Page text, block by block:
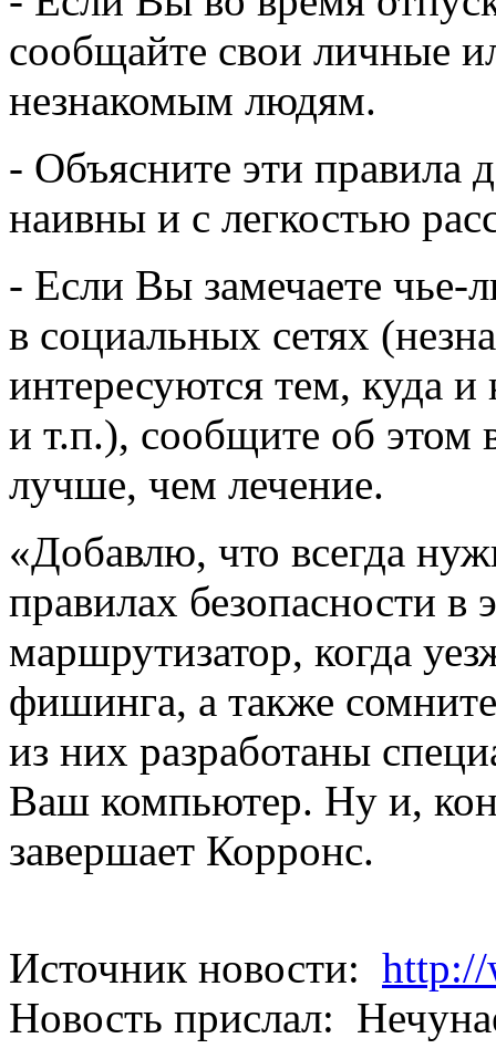
сообщайте свои личные
незнакомым людям.
- Объясните эти правила
наивны и с легкостью
- Если Вы замечаете чье-
в социальных сетях
интересуются тем, куда и
и т.п.), сообщите об
лучше, чем лечение.
«Добавлю, что всегда
правилах безопасности в
маршрутизатор, когда
фишинга, а также
из них разработаны
Ваш компьютер. Ну и,
завершает Корронс.
Источник новости:
Новость прислал: